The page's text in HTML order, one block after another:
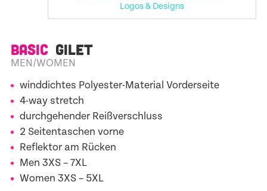
Logos & Designs
BASIC GILET
MEN/WOMEN
winddichtes Polyester-Material Vorderseite
4-way stretch
durchgehender Reißverschluss
2 Seitentaschen vorne
Reflektor am Rücken
Men 3XS – 7XL
Women 3XS – 5XL